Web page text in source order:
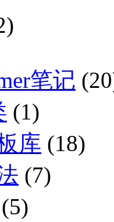
笔记
(1)
库 (18)
(7)
(5)